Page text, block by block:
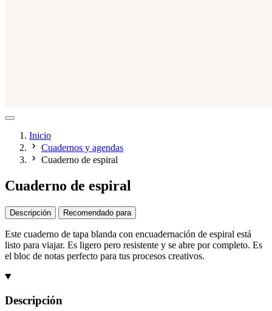
Inicio
Cuadernos y agendas
Cuaderno de espiral
Cuaderno de espiral
Descripción Recomendado para
Este cuaderno de tapa blanda con encuadernación de espiral está
listo para viajar. Es ligero pero resistente y se abre por completo. Es
el bloc de notas perfecto para tus procesos creativos.
Descripción